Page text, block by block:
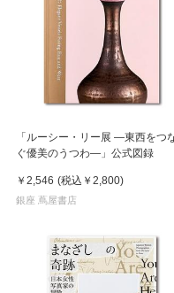
「ルーシー・リー展 ―東西をつ
ぐ優美のうつわ―」公式図録
￥2,546 (税込 ￥2,800)
銀座 蔦屋書店